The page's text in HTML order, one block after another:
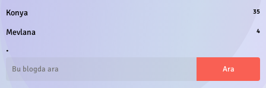
Konya 35
Mevlana 4
.